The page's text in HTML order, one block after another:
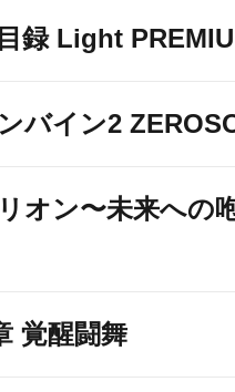
録 Light
バイン2
オン〜未来への
覚醒闘舞